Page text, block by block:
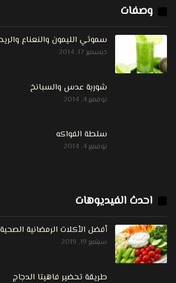
وصفات
سموثي الليمون والنعناع
ديسمبر 17, 2014
شوربة عدس والسبانخ
نوفمبر 4, 2014
سلطة الفواكه
نوفمبر 4, 2014
احدث الفيديوهات
أفضل الأكلات الرمضانية الصحية
سبتمبر 19, 2019
طريقة تحضير فاهيتا الدجاج